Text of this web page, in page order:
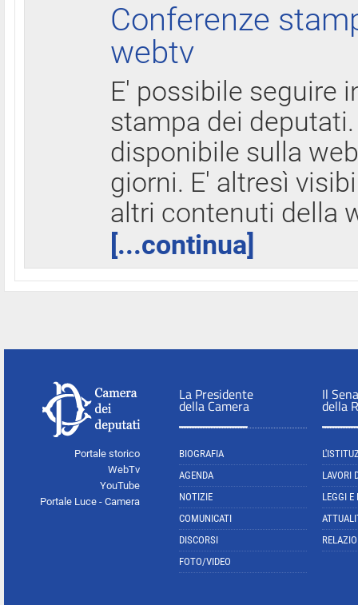
Conferenze
webtv
E' possibile seguire
stampa dei
disponibile sulla
giorni. E' altresì
altri contenuti della
[...continua]
Portale storico
WebTv
YouTube
Portale Luce - Camera
La Presidente
della Camera
BIOGRAFIA
AGENDA
NOTIZIE
COMUNICATI
DISCORSI
FOTO/VIDEO
Il
della
LAVORI
LEGGI E